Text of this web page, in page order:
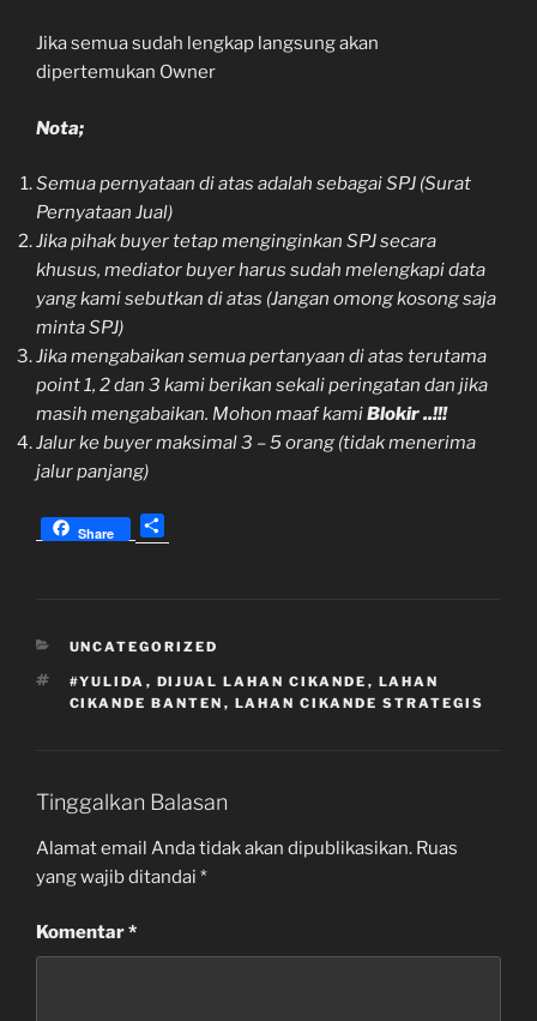
Jika semua sudah lengkap langsung akan
dipertemukan Owner
Nota;
Semua pernyataan di atas adalah sebagai SPJ (Surat
Pernyataan Jual)
Jika pihak buyer tetap menginginkan SPJ secara
khusus, mediator buyer harus sudah melengkapi data
yang kami sebutkan di atas (Jangan omong kosong saja
minta SPJ)
Jika mengabaikan semua pertanyaan di atas terutama
point 1, 2 dan 3 kami berikan sekali peringatan dan jika
masih mengabaikan. Mohon maaf kamiBlokir ..!!!
Jalur ke buyer maksimal 3 – 5 orang (tidak menerima
jalur panjang)
Share
h
KATEGORI
UNCATEGORIZED
TAG
#YULIDA , DIJUAL LAHAN CIKANDE , LAHAN
CIKANDE BANTEN , LAHAN CIKANDE STRATEGIS
Tinggalkan Balasan
Alamat email Anda tidak akan dipublikasikan. Ruas
yang wajib ditandai *
Komentar*